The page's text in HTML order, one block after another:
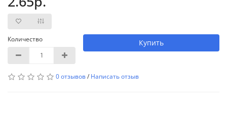
Количество Купить
0 отзывов/ Написать отзыв